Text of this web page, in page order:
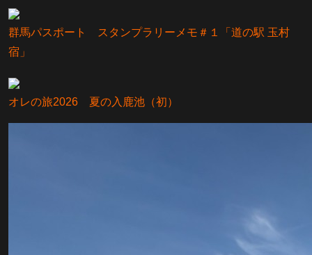
群馬パスポート スタンプラリーメモ＃１「道の駅 玉村
宿」
オレの旅2026 夏の入鹿池（初）